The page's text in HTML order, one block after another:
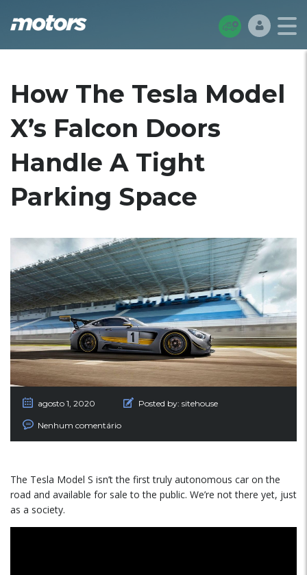
How The Tesla Model
X’s Falcon Doors
Handle A Tight
Parking Space
agosto 1, 2020 Posted by: sitehouse
Nenhum comentário
The Tesla Model S isn’t the first truly autonomous car on the
road and available for sale to the public. We’re not there yet, just
as a society.